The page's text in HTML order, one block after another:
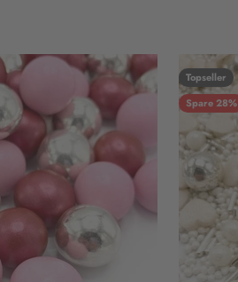
Topseller
Spare 28%